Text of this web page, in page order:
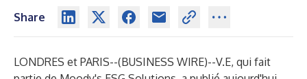
Share
LONDRES et PARIS--(BUSINESS WIRE)--V.E, qui fait